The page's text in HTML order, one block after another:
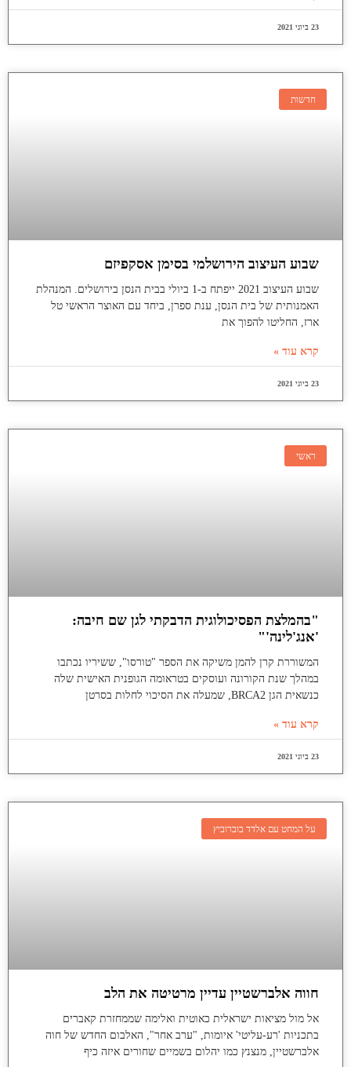
23 ביוני 2021
חדשות
שבוע העיצוב הירושלמי בסימן אסקפיזם
שבוע העיצוב 2021 ייפתח ב-1 ביולי בבית הנסן בירושלים. המנהלת
האמנותית של בית הנסן, ענת ספרן, ביחד עם האוצר הראשי טל
ארז, החליטו להפוך את
קרא עוד »
23 ביוני 2021
ראשי
"בהמלצת הפסיכולוגית הדבקתי לגן שם חיבה:
'אנג'לינה'"
המשוררת קרן להמן משיקה את הספר "טורסו", ששיריו נכתבו
במהלך שנת הקורונה ועוסקים בטראומה הגופנית האישית שלה
כנשאית הגן BRCA2, שמעלה את הסיכוי לחלות בסרטן
קרא עוד »
23 ביוני 2021
על המחט עם אלדד בוברוביץ
חווה אלברשטיין עדיין מרטיטה את הלב
אל מול מציאות ישראלית כאוטית ואלימה שממחזרת קאברים
בתכניות 'רע-עליטי' איומות, "ערב אחר", האלבום החדש של חוה
אלברשטיין, מנצנץ כמו יהלום בשמיים שחורים איזה כיף